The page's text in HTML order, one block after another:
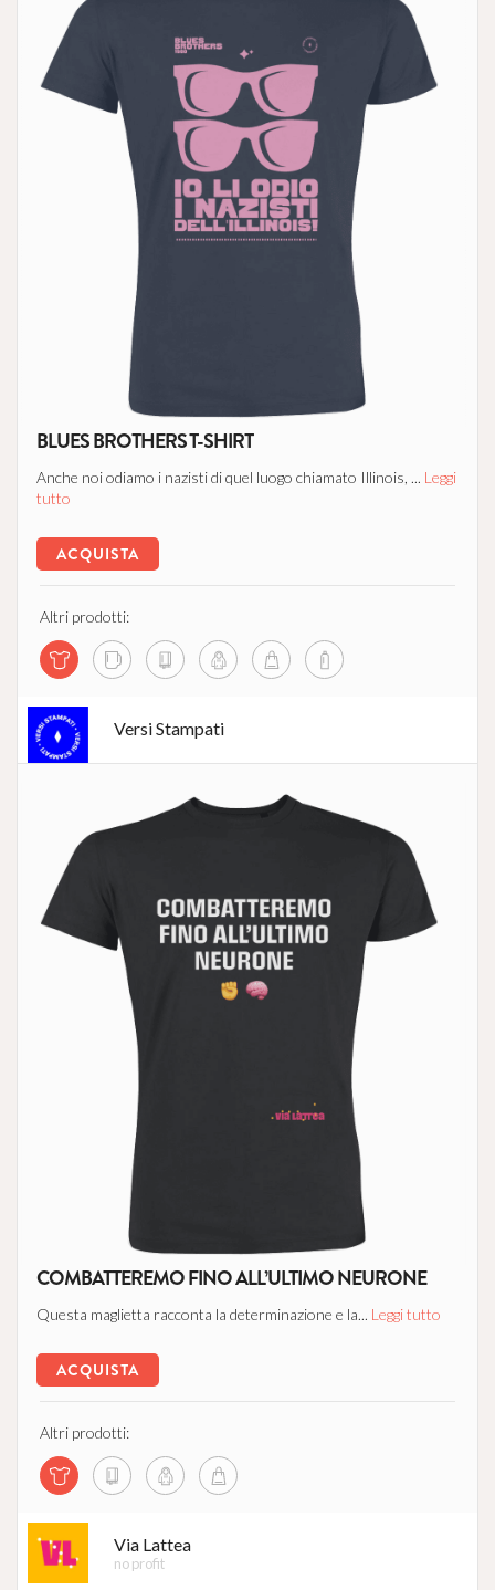
BLUES BROTHERS T-SHIRT
Anche noi odiamo i nazisti di quel luogo chiamato Illinois, ... Leggi
tutto
ACQUISTA
Altri prodotti:
Versi Stampati
COMBATTEREMO FINO ALL’ULTIMO NEURONE
Questa maglietta racconta la determinazione e la... Leggi tutto
ACQUISTA
Altri prodotti:
Via Lattea
no profit